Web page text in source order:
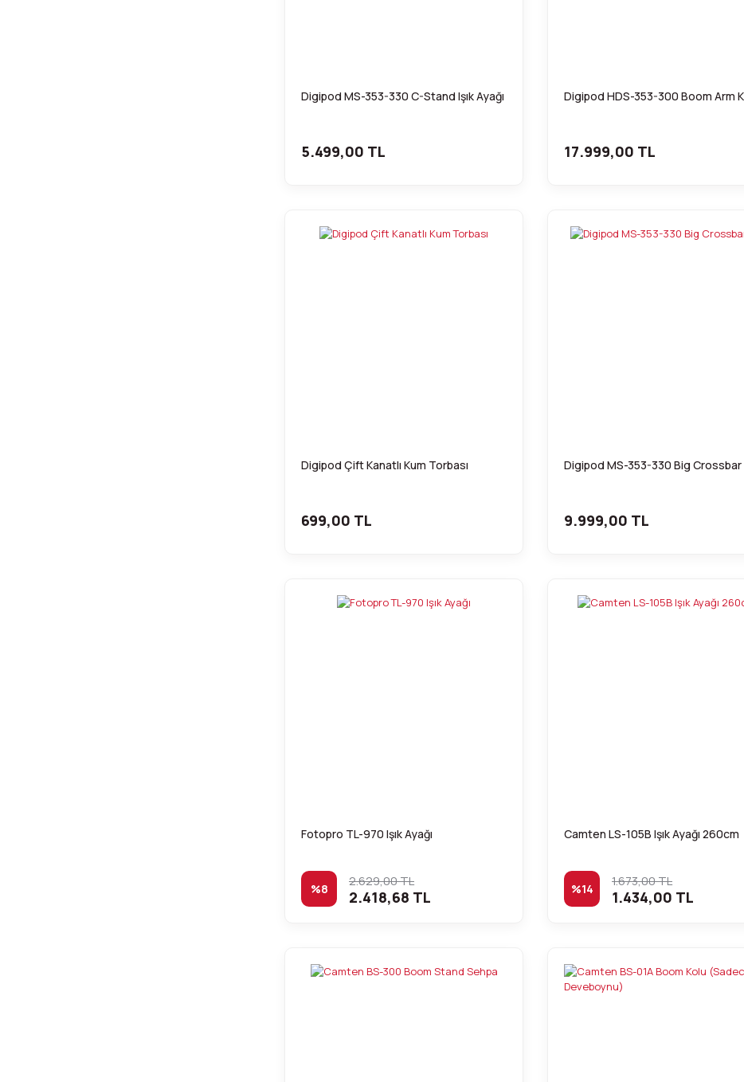
Digipod MS-353-330 C-Stand Işık Ayağı
5.499,00 TL
Digipod HDS-353-300 Boom Arm
17.999,00 TL
Digipod Çift Kanatlı Kum Torbası
699,00 TL
Digipod MS-353-330 Big Crossbar
9.999,00 TL
Fotopro TL-970 Işık Ayağı
%8 2.629,00 TL
2.418,68 TL
Camten LS-105B Işık Ayağı 260cm
%14 1.673,00 TL
1.434,00 TL